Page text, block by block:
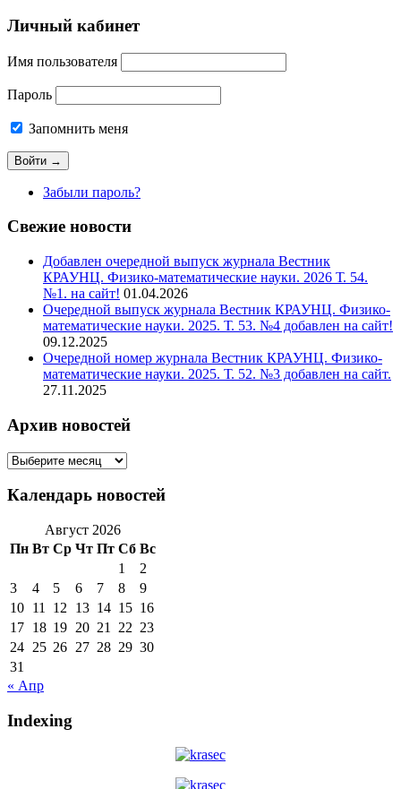
Личный кабинет
Имя пользователя
Пароль
Запомнить меня
Забыли пароль?
Свежие новости
Добавлен очередной выпуск журнала Вестник
КРАУНЦ. Физико-математические науки. 2026 Т. 54.
№1. на сайт! 01.04.2026
Очередной выпуск журнала Вестник КРАУНЦ. Физико-
математические науки. 2025. Т. 53. №4 добавлен на сайт!
09.12.2025
Очередной номер журнала Вестник КРАУНЦ. Физико-
математические науки. 2025. Т. 52. №3 добавлен на сайт.
27.11.2025
Архив новостей
Архив
Календарь новостей
Август 2026
Пн Вт Ср Чт Пт Сб Вс
1
2
3
4 5 6 7 8
9
10 11 12 13 14 15 16
17 18 19 20 21 22 23
24 25 26 27 28 29 30
31
« Апр
Indexing